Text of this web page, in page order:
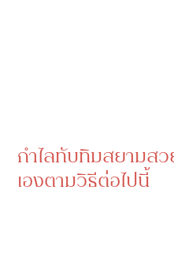
กำไลทับทิมสยามส
เองตามวิธีต่อไปนี้